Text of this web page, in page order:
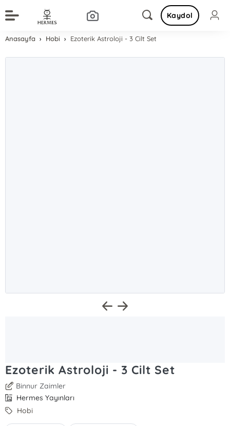
Kaydol
Anasayfa Hobi Ezoterik Astroloji - 3 Cilt Set
Ezoterik Astroloji - 3 Cilt Set
Binnur Zaimler
Hermes Yayınları
Hobi